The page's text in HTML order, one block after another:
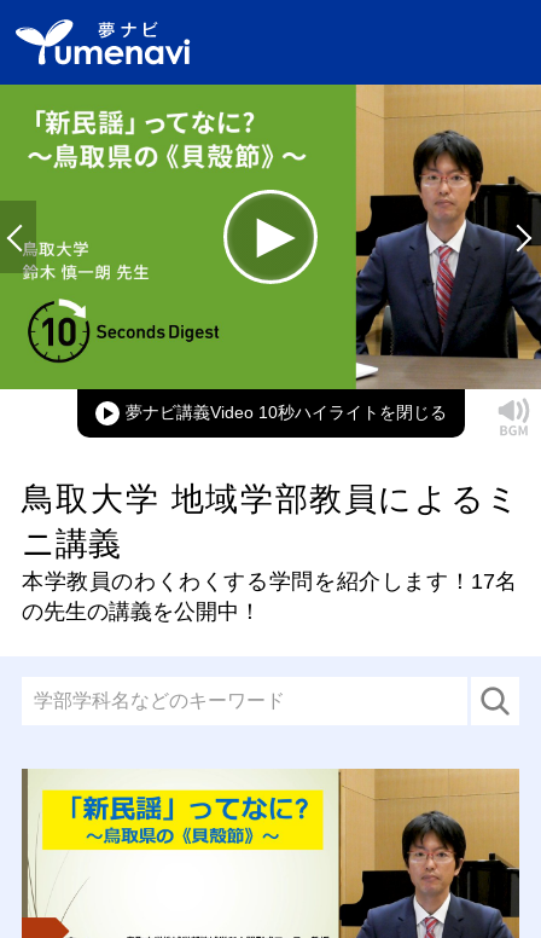
Time
Picture-
in-
Picture
夢ナビ講義Video 10秒ハイライト
鳥取大学 地域学部教員によるミ
ニ講義
本学教員のわくわくする学問を紹介します！ 17名
の先生の講義を公開中！